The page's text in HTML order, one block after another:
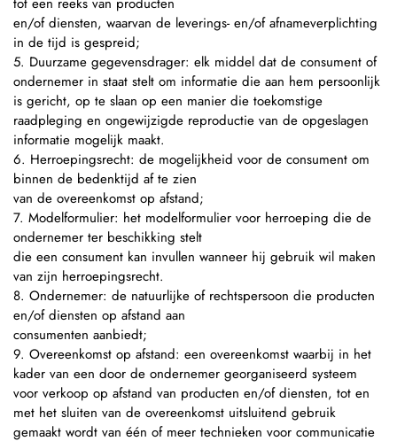
en/of diensten, waarvan de leverings- en/of afnameverplichting
in de tijd is gespreid;
5. Duurzame gegevensdrager: elk middel dat de consument of
ondernemer in staat stelt om informatie die aan hem persoonlijk
is gericht, op te slaan op een manier die toekomstige
raadpleging en ongewijzigde reproductie van de opgeslagen
informatie mogelijk maakt.
6. Herroepingsrecht: de mogelijkheid voor de consument om
binnen de bedenktijd af te zien
van de overeenkomst op afstand;
7. Modelformulier: het modelformulier voor herroeping die de
ondernemer ter beschikking stelt
die een consument kan invullen wanneer hij gebruik wil maken
van zijn herroepingsrecht.
8. Ondernemer: de natuurlijke of rechtspersoon die producten
en/of diensten op afstand aan
consumenten aanbiedt;
9. Overeenkomst op afstand: een overeenkomst waarbij in het
kader van een door de ondernemer georganiseerd systeem
voor verkoop op afstand van producten en/of diensten, tot en
met het sluiten van de overeenkomst uitsluitend gebruik
gemaakt wordt van één of meer technieken voor communicatie